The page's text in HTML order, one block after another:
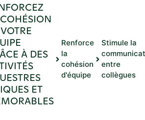
À DES
ET
Renforce
la
cohésion
d'équipe
Stimule la
entre
collègues